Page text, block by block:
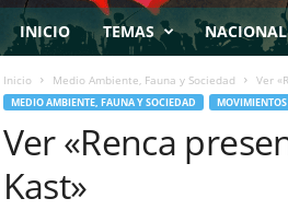
INICIO TEMAS NACIONAL
Inicio Medio Ambiente, Fauna y Sociedad Ver
MEDIO AMBIENTE, FAUNA Y SOCIEDAD MOVIMIENTOS
Ver «Renca
Kast»